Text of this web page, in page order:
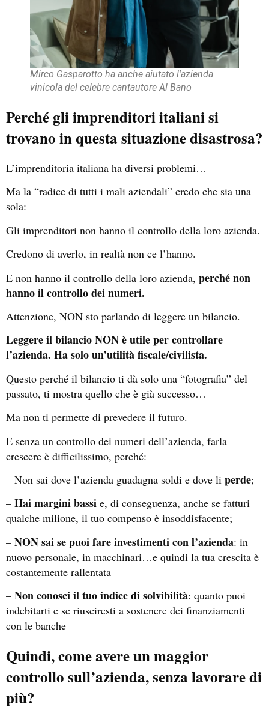
Mirco Gasparotto ha anche aiutato l'azienda
vinicola del celebre cantautore Al Bano
Perché gli imprenditori italiani si
trovano in questa situazione disastrosa?
L’imprenditoria italiana ha diversi problemi…
Ma la “radice di tutti i mali aziendali” credo che sia una
sola:
Gli imprenditori non hanno il controllo della loro azienda.
Credono di averlo, in realtà non ce l’hanno.
E non hanno il controllo della loro azienda, perché non
hanno il controllo dei numeri.
Attenzione, NON sto parlando di leggere un bilancio.
Leggere il bilancio NON è utile per controllare
l’azienda. Ha solo un’utilità fiscale/civilista.
Questo perché il bilancio ti dà solo una “fotografia” del
passato, ti mostra quello che è già successo…
Ma non ti permette di prevedere il futuro.
E senza un controllo dei numeri dell’azienda, farla
crescere è difficilissimo, perché:
– Non sai dove l’azienda guadagna soldi e dove li perde;
– Hai margini bassi e, di conseguenza, anche se fatturi
qualche milione, il tuo compenso è insoddisfacente;
– NON sai se puoi fare investimenti con l’azienda: in
nuovo personale, in macchinari…e quindi la tua crescita è
costantemente rallentata
– Non conosci il tuo indice di solvibilità: quanto puoi
indebitarti e se riusciresti a sostenere dei finanziamenti
con le banche
Quindi, come avere un maggior
controllo sull’azienda, senza lavorare di
più?